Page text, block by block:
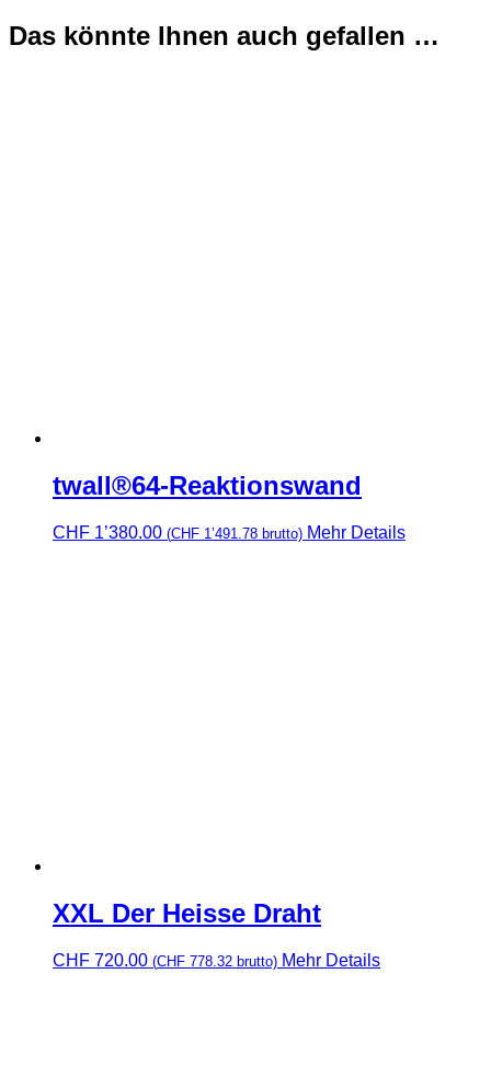
Das könnte Ihnen auch gefallen …
twall®64-Reaktionswand
CHF 1’380.00 (CHF 1’491.78 brutto) Mehr Details
XXL Der Heisse Draht
CHF 720.00 (CHF 778.32 brutto) Mehr Details